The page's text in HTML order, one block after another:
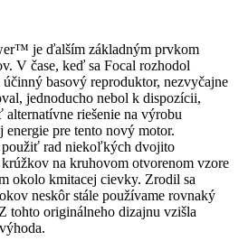
je ďalším základným prvkom
V čase, keď sa Focal rozhodol
basový reproduktor, nezvyčajne
jednoducho nebol k dispozícii,
alternatívne riešenie na výrobu
energie pre tento nový motor.
použiť rad niekoľkých dvojito
na kruhovom otvorenom vzore
okolo kmitacej cievky. Zrodil sa
neskôr stále používame rovnaký
tohto originálneho dizajnu vzišla